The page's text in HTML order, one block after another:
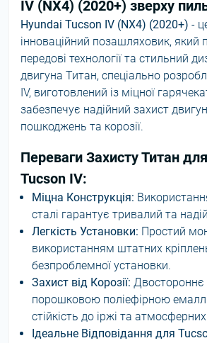
IV (NX4) (2020+) зверху
Hyundai Tucson IV (NX4) (2020+) -
інноваційний позашляховик, який
передові технології та стильний
двигуна Титан, спеціально
IV, виготовлений із міцної
забезпечує надійний захист
пошкоджень та корозії.
Переваги Захисту Титан
Tucson IV:
Міцна Конструкція:
сталі гарантує тривалий та
Легкість Установки: Простий
використанням штатних
безпроблемної установки.
Захист від Корозії: Двостороннє
порошковою поліефірною
стійкість до іржі та
Ідеальне Відповідання для